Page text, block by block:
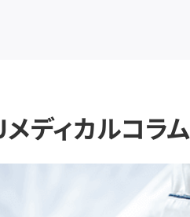
ディカルコラム